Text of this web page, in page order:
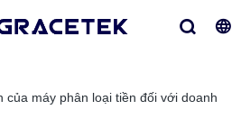
của máy phân loại tiền đối với doanh